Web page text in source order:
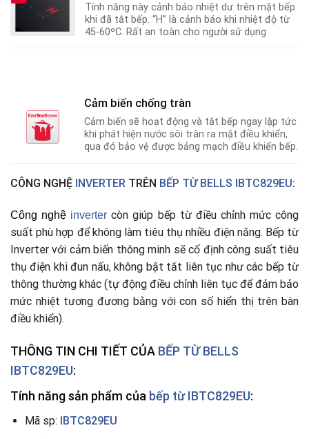
Tính năng này cảnh báo nhiệt dư trên mặt bếp
khi đã tắt bếp. “H” là cảnh báo khi nhiệt độ từ
45-60ºC. Rất an toàn cho người sử dụng
Cảm biến chống tràn
Cảm biến sẽ hoạt động và tắt bếp ngay lập tức
khi phát hiện nước sôi tràn ra mặt điều khiển,
qua đó bảo vệ được bảng mạch điều khiển bếp.
CÔNG NGHỆ INVERTER TRÊN BẾP TỪ BELLS IBTC829EU:
Công nghệ inverter còn giúp bếp từ điều chỉnh mức công
suất phù hợp để không làm tiêu thụ nhiều điện năng. Bếp từ
Inverter với cảm biến thông minh sẽ cố định công suất tiêu
thụ điện khi đun nấu,không bật tắt liên tục như các bếp từ
thông thường khác (tự động điều chỉnh liên tục để đảm bảo
mức nhiệt tương đương bằng với con số hiển thị trên bàn
điều khiển).
THÔNG TIN CHI TIẾT CỦA BẾP TỪ BELLS
IBTC829EU:
Tính năng sản phẩm của bếp từ IBTC829EU:
Mã sp: IBTC829EU